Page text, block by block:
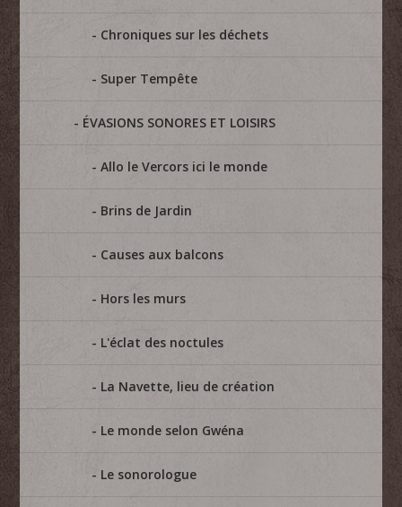
Chroniques sur les déchets
Super Tempête
ÉVASIONS SONORES ET LOISIRS
Allo le Vercors ici le monde
Brins de Jardin
Causes aux balcons
Hors les murs
L'éclat des noctules
La Navette, lieu de création
Le monde selon Gwéna
Le sonorologue